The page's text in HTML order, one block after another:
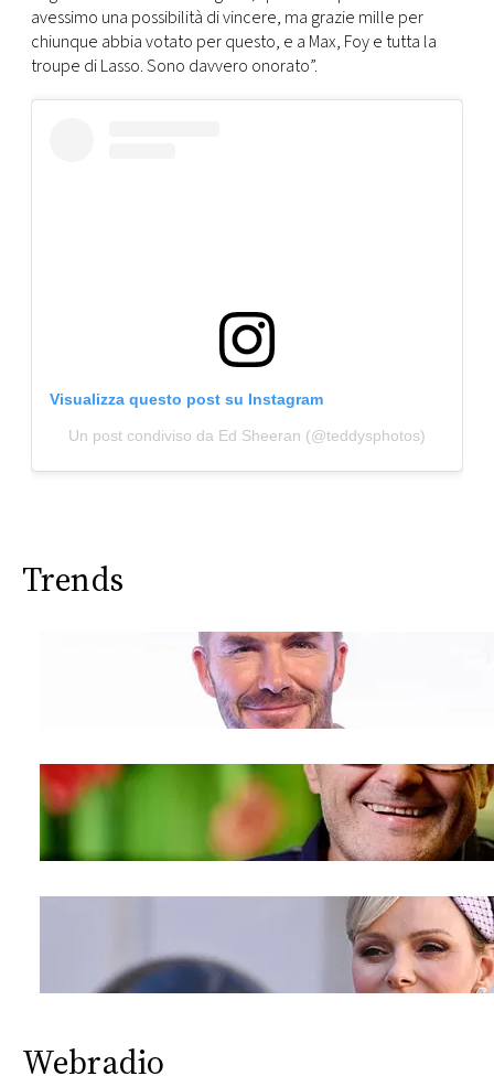
CONSIGLIA
avessimo una possibilità di vincere, ma grazie mille per
chiunque abbia votato per questo, e a Max, Foy e tutta la
troupe di Lasso. Sono davvero onorato”.
Visualizza questo post su Instagram
Un post condiviso da Ed Sheeran (@teddysphotos)
Trends
Webradio